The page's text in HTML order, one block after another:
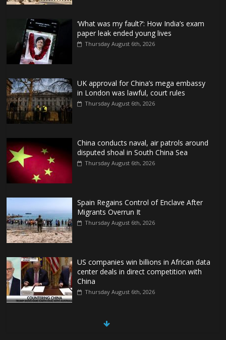
‘What was my fault?’: How India’s exam
paper leak ended young lives
Thursday August 6th, 2026
UK approval for China’s mega embassy
in London was lawful, court rules
Thursday August 6th, 2026
China conducts naval, air patrols around
disputed shoal in South China Sea
Thursday August 6th, 2026
Spain Regains Control of Enclave After
Migrants Overrun It
Thursday August 6th, 2026
US companies win billions in African data
center deals in direct competition with
China
Thursday August 6th, 2026
China, Russia, Iran and North Korea